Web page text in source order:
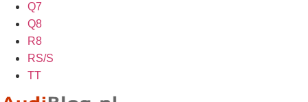
Q7
Q8
R8
RS/S
TT